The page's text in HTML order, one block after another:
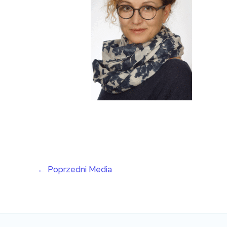
← Poprzedni Media